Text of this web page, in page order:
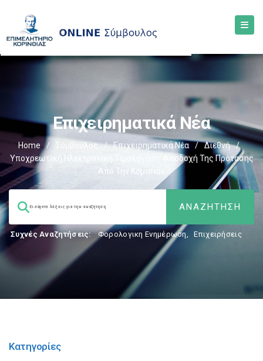
Επιχειρηματικά Νέα
Home / Σύμβουλος / Επιχειρηματικά Νέα / Διεθνή
/
Υποχρεωτική Ηλεκτρονική Τιμολόγηση: Αποδοχή Της Πρότασης
Από Την Κομισιόν
Συχνές Αναζητήσεις: Φορολογικη Ενημέρωση, Επιχειρήσεις
Κατηγορίες